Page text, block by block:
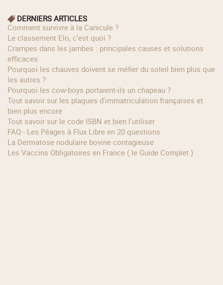
DERNIERS ARTICLES
Comment survivre à la Canicule ?
Le classement Elo, c’est quoi ?
Crampes dans les jambes : principales causes et solutions
efficaces
Pourquoi les chauves doivent se méfier du soleil bien plus que
les autres ?
Pourquoi les cow‑boys portaient‑ils un chapeau ?
Tout savoir sur les plaques d'immatriculation françaises et
bien plus encore
Tout savoir sur le code ISBN et bien l'utiliser
FAQ - Les Péages à Flux Libre en 20 questions
La Dermatose nodulaire bovine contagieuse
Les Vaccins Obligatoires en France ( le Guide Complet )